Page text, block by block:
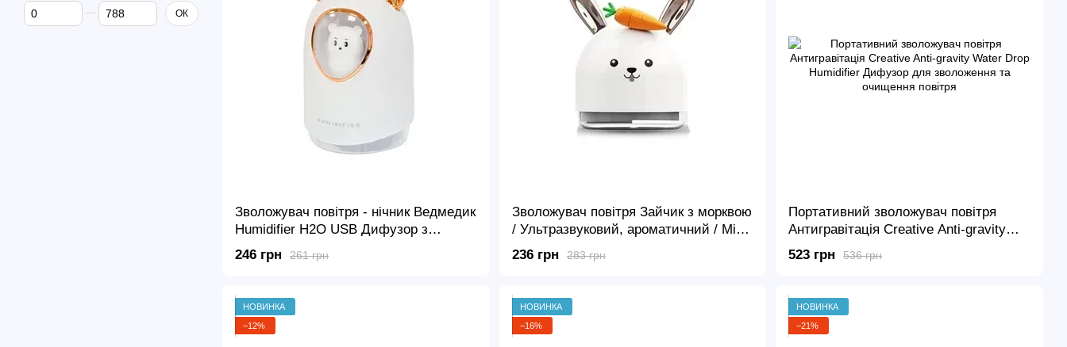
Зволожувач повітря - нічник Ведмедик
Humidifier H2O USB Дифузор з
підсвічуванням
261 грн
246 грн
Зволожувач повітря Зайчик з морквою
/ Ультразвуковий, ароматичний / Міні
– аромадифузор USB з ліхтариком -
нічником
283 грн
236 грн
Портативний зволожувач повітря
Антигравітація Creative Anti-gravity
Water Drop Humidifier Дифузор для
зволоження та очищення повітря
536 грн
523 грн
НОВИНКА
−12%
НОВИНКА
−16%
НОВИНКА
−21%
Від Ціна, грн
До Ціна, грн ОК